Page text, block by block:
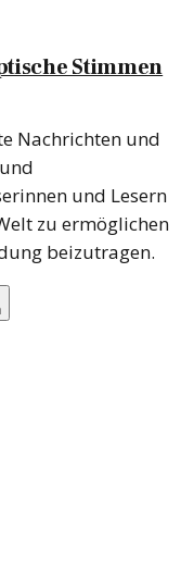
Stimmen
Nachrichten und
und Lesern
zu ermöglichen
beizutragen.